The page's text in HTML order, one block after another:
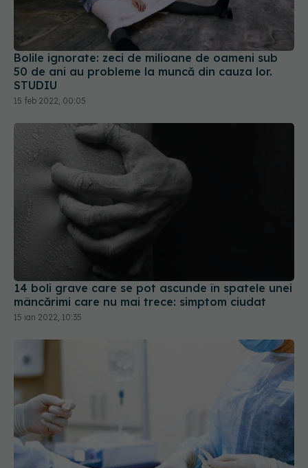
50 de ani au probleme la muncă din cauza lor.
STUDIU
15 feb 2022, 00:05
14 boli grave care se pot ascunde în spatele unei
mâncărimi care nu mai trece: simptom ciudat
Premieră mondială în sănătate. Ficat păstrat timp
de 3 zile, transplantat cu succes